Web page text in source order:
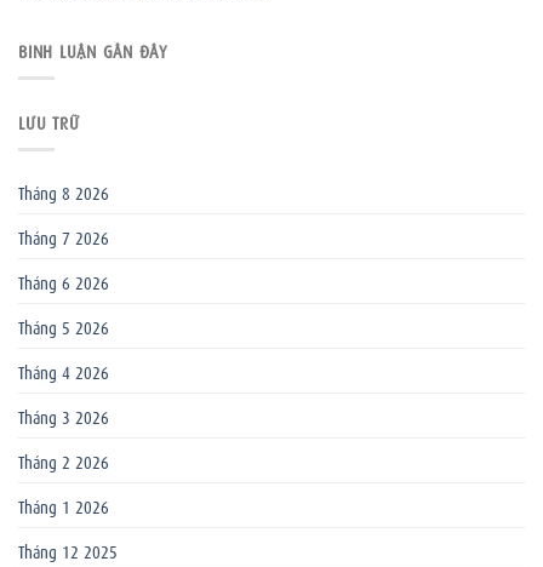
BÌNH LUẬN GẦN ĐÂY
LƯU TRỮ
Tháng 8 2026
Tháng 7 2026
Tháng 6 2026
Tháng 5 2026
Tháng 4 2026
Tháng 3 2026
Tháng 2 2026
Tháng 1 2026
Tháng 12 2025